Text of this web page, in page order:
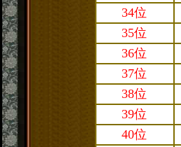
34位
35位
36位
37位
38位
39位
40位